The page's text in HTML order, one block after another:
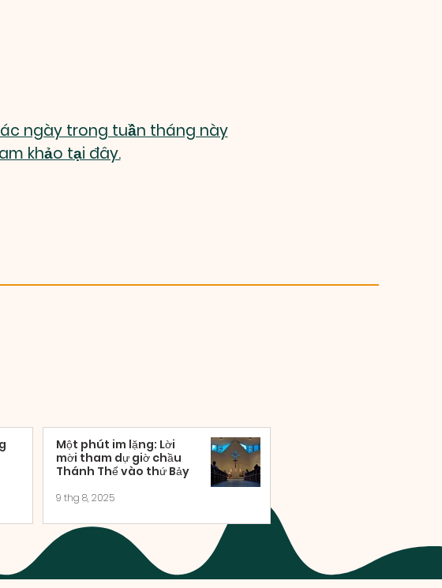
ngày trong tuần tháng này
khảo tại đây.
Một phút im lặng: Lời
mời tham dự giờ chầu
Thánh Thể vào thứ Bảy
9 thg 8, 2025